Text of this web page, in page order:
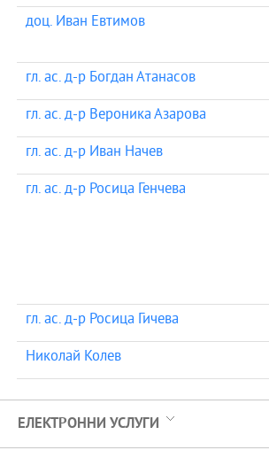
доц. Иван Евтимов
гл. ас. д-р Богдан Атанасов
гл. ас. д-р Вероника Азарова
гл. ас. д-р Иван Начев
гл. ас. д-р Росица Генчева
гл. ас. д-р Росица Гичева
Николай Колев
ЕЛЕКТРОННИ УСЛУГИ